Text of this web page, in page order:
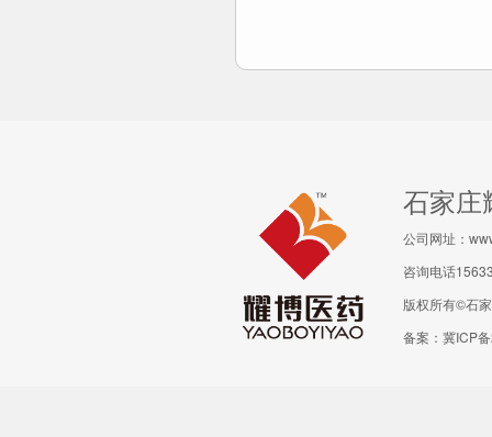
石家庄
公司网址：
咨询电话
版权所有©石
备案：冀ICP